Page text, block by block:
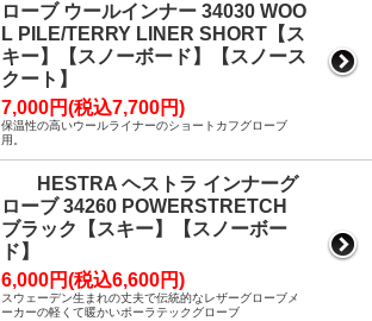
ローブ ウールインナー 34030 WOO
L PILE/TERRY LINER SHORT【ス
キー】【スノーボード】【スノース
クート】
7,000円(税込7,700円)
保温性の高いウールライナーのショートカフグローブ
用。
HESTRA ヘストラ インナーグ
ローブ 34260 POWERSTRETCH
ブラック【スキー】【スノーボー
ド】
6,000円(税込6,600円)
スウェーデン生まれの丈夫で伝統的なレザーグローブメ
ーカーの軽くて暖かいポーラテックグローブ